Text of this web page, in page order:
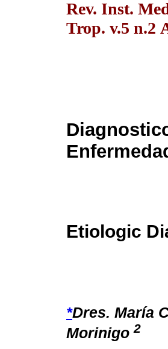
Rev. Inst.
Trop. v.5 n.2
Etiologic
*Dres. María
Morinigo2